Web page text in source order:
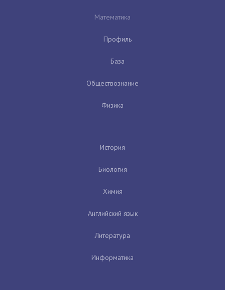
Математика
Профиль
База
Обществознание
Физика
История
Биология
Химия
Английский язык
Литература
Информатика